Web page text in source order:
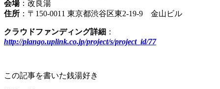
会場：改良湯
住所 ：〒150-0011 東京都渋谷区東2-19-9 金山ビル
クラウドファンディング詳細 ：
http://plango.uplink.co.jp/project/s/project_id/77
この記事を書いた銭湯好き